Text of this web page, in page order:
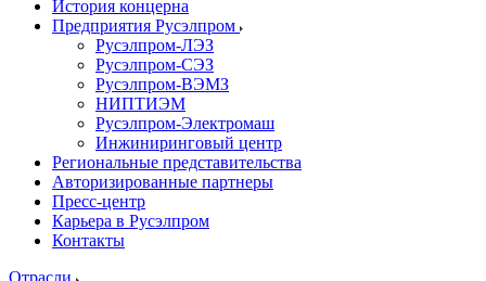
История концерна
Предприятия Русэлпром
Русэлпром-ЛЭЗ
Русэлпром-СЭЗ
Русэлпром-ВЭМЗ
НИПТИЭМ
Русэлпром-Электромаш
Инжиниринговый центр
Региональные представительства
Авторизированные партнеры
Пресс-центр
Карьера в Русэлпром
Контакты
Отрасли